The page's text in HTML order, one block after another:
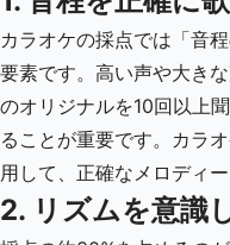
カラオケの採点では「音
要素です。高い声や大き
のオリジナルを10回以上
ることが重要です。カラ
用して、正確なメロディ
2. リズムを意識